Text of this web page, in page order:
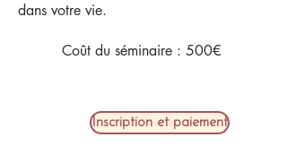
dans votre vie.
Coût du séminaire : 500€
Inscription et paiement